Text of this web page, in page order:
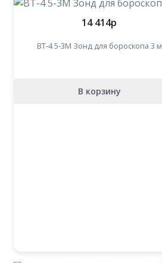
14 414p
BT-4 5-3М Зонд для бороскопа 3 м
В корзину